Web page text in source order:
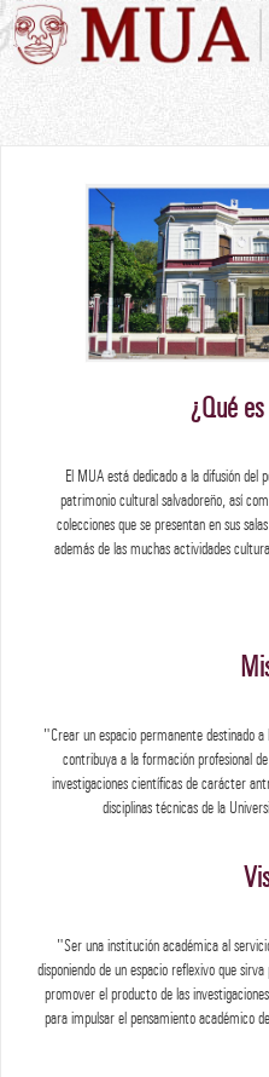
¿Qué
El MUA está dedicado a la difusión
patrimonio cultural salvadoreño, así
colecciones que se presentan en sus
además de las muchas actividades
"Crear un espacio permanente destinado
contribuya a la formación profesional
investigaciones científicas de carácter
disciplinas técnicas de la
"Ser una institución académica al
disponiendo de un espacio reflexivo que
promover el producto de las
para impulsar el pensamiento académico